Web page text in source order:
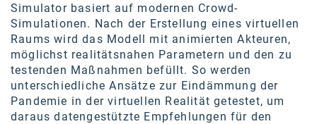
Simulator basiert auf modernen Crowd-
Simulationen. Nach der Erstellung eines virtuellen
Raums wird das Modell mit animierten Akteuren,
möglichst realitätsnahen Parametern und den zu
testenden Maßnahmen befüllt. So werden
unterschiedliche Ansätze zur Eindämmung der
Pandemie in der virtuellen Realität getestet, um
daraus datengestützte Empfehlungen für den